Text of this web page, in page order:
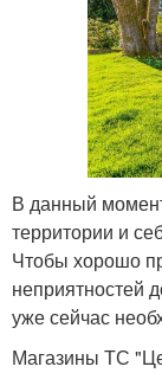
В данный
территории и
Чтобы хорошо
неприятностей
уже сейчас
Магазины ТС